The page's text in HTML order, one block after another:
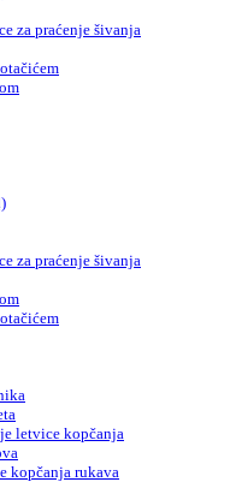
za praćenje šivanja
za praćenje šivanja
letvice kopčanja
kopčanja rukava